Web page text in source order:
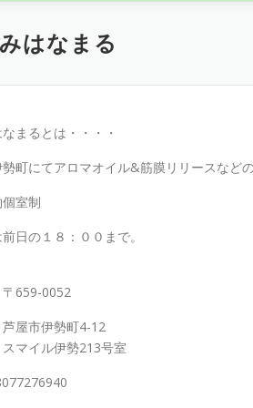
はなまる
まるとは・・・・
町にてアロマオイル&筋膜リリースなど
室制
日の１８：００まで。
0052
伊勢町4-12
ル伊勢213号室